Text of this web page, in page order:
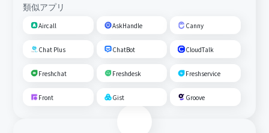
類似アプリ
Aircall AskHandle Canny
Chat Plus ChatBot CloudTalk
Freshchat Freshdesk Freshservice
Front Gist Groove